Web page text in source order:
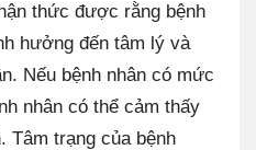
thức được rằng bệnh
hưởng đến tâm lý và
Nếu bệnh nhân có mức
nhân có thể cảm thấy
Tâm trạng của bệnh